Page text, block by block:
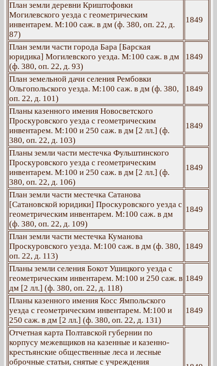
План земли деревни Криштофовки
Могилевского уезда с геометрическим
инвентарем. М:100 саж. в дм (ф. 380, оп. 22, д.
87)
1849
План земли части города Бара [Барская
юридика] Могилевского уезда. М:100 саж. в дм
(ф. 380, оп. 22, д. 93)
1849
План земельной дачи селения Рембовки
Ольгопольского уезда. М:100 саж. в дм (ф. 380,
оп. 22, д. 101)
1849
Планы казенного имения Новосветского
Проскуровского уезда с геометрическим
инвентарем. М:100 и 250 саж. в дм [2 лл.] (ф.
380, оп. 22, д. 103)
1849
Планы земли части местечка Фульштинского
Проскуровского уезда с геометрическим
инвентарем. М:100 и 250 саж. в дм [2 лл.] (ф.
380, оп. 22, д. 106)
1849
План земли части местечка Сатанова
[Сатановской юридики] Проскуровского уезда с
геометрическим инвентарем. М:100 саж. в дм
(ф. 380, оп. 22, д. 109)
1849
План земли части местечка Куманова
Проскуровского уезда. М:100 саж. в дм (ф. 380,
оп. 22, д. 113)
1849
Планы земли селения Бокот Ушицкого уезда с
геометрическим инвентарем. М:100 и 250 саж. в
дм [2 лл.] (ф. 380, оп. 22, д. 118)
1849
Планы казенного имения Косс Ямпольского
уезда с геометрическим инвентарем. М:100 и
250 саж. в дм [2 лл.] (ф. 380, оп. 22, д. 131)
1849
Отчетная карта Полтавской губернии по
корпусу межевщиков на казенные и казенно-
крестьянские общественные леса и лесные
оброчные статьи, снятые с учреждения